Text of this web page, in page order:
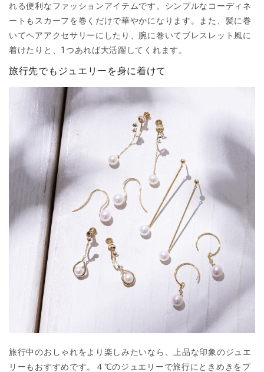
れる便利なファッションアイテムです。シンプルなコーディネ
ートもスカーフを巻くだけで華やかになります。また、髪に巻
いてヘアアクセサリーにしたり、腕に巻いてブレスレット風に
着けたりと、1つあれば大活躍してくれます。
旅行先でもジュエリーを身に着けて
旅行中のおしゃれをより楽しみたいなら、上品な印象のジュエ
リーもおすすめです。４℃のジュエリーで旅行にときめきをプ